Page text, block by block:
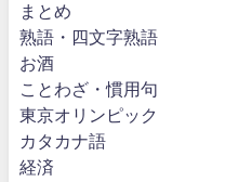
まとめ
熟語・四文字熟語
お酒
ことわざ・慣用句
東京オリンピック
カタカナ語
経済